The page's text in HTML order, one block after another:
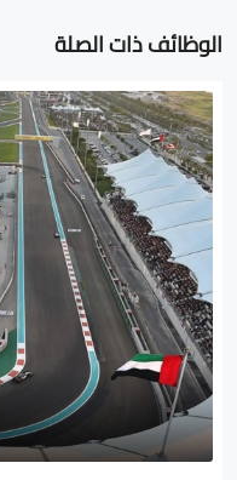
الوظائف ذات الصلة